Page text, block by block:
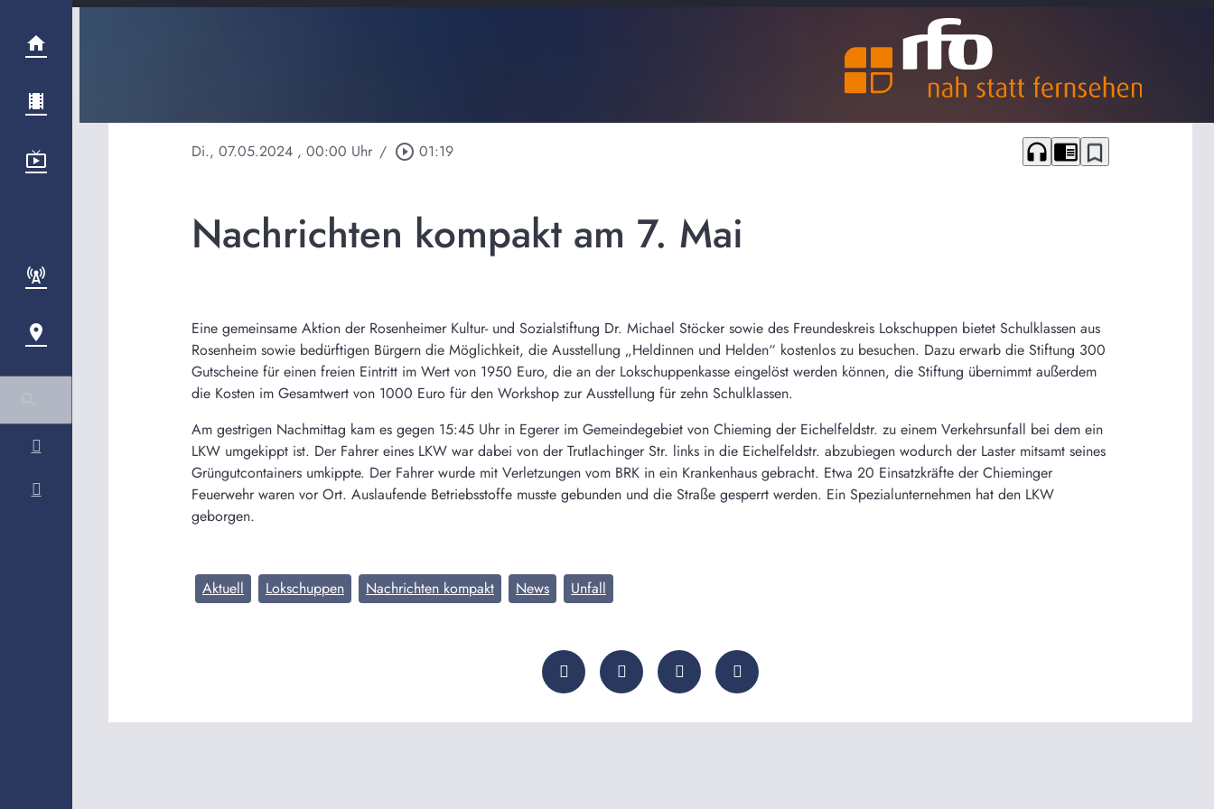
Di., 07.05.2024 , 00:00 Uhr / play_circle_outline 01:19 headphones chrome_reader_mode bookmark_border
Nachrichten kompakt am 7. Mai
Eine gemeinsame Aktion der Rosenheimer Kultur- und Sozialstiftung Dr. Michael Stöcker sowie des Freundeskreis Lokschuppen bietet Schulklassen aus
Rosenheim sowie bedürftigen Bürgern die Möglichkeit, die Ausstellung „Heldinnen und Helden“ kostenlos zu besuchen. Dazu erwarb die Stiftung 300
Gutscheine für einen freien Eintritt im Wert von 1950 Euro, die an der Lokschuppenkasse eingelöst werden können, die Stiftung übernimmt außerdem
die Kosten im Gesamtwert von 1000 Euro für den Workshop zur Ausstellung für zehn Schulklassen.
Am gestrigen Nachmittag kam es gegen 15:45 Uhr in Egerer im Gemeindegebiet von Chieming der Eichelfeldstr. zu einem Verkehrsunfall bei dem ein
LKW umgekippt ist. Der Fahrer eines LKW war dabei von der Trutlachinger Str. links in die Eichelfeldstr. abzubiegen wodurch der Laster mitsamt seines
Grüngutcontainers umkippte. Der Fahrer wurde mit Verletzungen vom BRK in ein Krankenhaus gebracht. Etwa 20 Einsatzkräfte der Chieminger
Feuerwehr waren vor Ort. Auslaufende Betriebsstoffe musste gebunden und die Straße gesperrt werden. Ein Spezialunternehmen hat den LKW
geborgen.
Aktuell Lokschuppen Nachrichten kompakt News Unfall